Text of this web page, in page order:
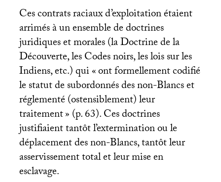
Ces contrats raciaux d’exploitation étaient
arrimés à un ensemble de doctrines
juridiques et morales (la Doctrine de la
Découverte, les Codes noirs, les lois sur les
Indiens, etc.) qui «ont formellement codifié
le statut de subordonnés des non-Blancs et
réglementé (ostensiblement) leur
traitement» (p. 63). Ces doctrines
justifiaient tantôt l’extermination ou le
déplacement des non-Blancs, tantôt leur
asservissement total et leur mise en
esclavage.